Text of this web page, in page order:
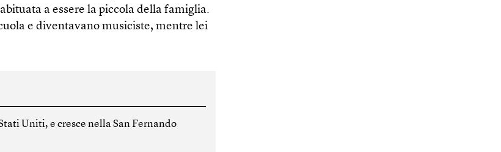
a essere la piccola della famiglia.
e diventavano musiciste, mentre lei
Uniti, e cresce nella San Fernando